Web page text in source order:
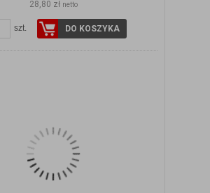
28,80 zł netto
szt. DO KOSZYKA